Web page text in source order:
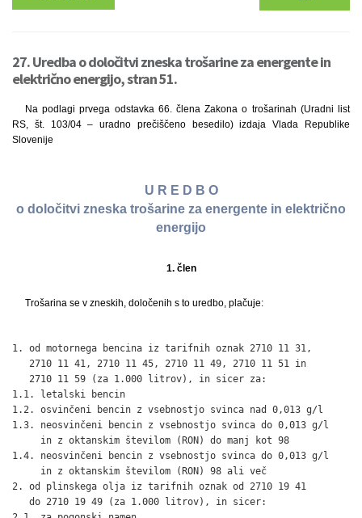
27. Uredba o določitvi zneska trošarine za energente in
električno energijo, stran 51.
Na podlagi prvega odstavka 66. člena Zakona o trošarinah (Uradni list
RS, št. 103/04 – uradno prečiščeno besedilo) izdaja Vlada Republike
Slovenije
U R E D B O
o določitvi zneska trošarine za energente in električno
energijo
1. člen
Trošarina se v zneskih, določenih s to uredbo, plačuje:
1. od motornega bencina iz tarifnih oznak 2710 11 31,
   2710 11 41, 2710 11 45, 2710 11 49, 2710 11 51 in
   2710 11 59 (za 1.000 litrov), in sicer za:
1.1. letalski bencin
1.2. osvinčeni bencin z vsebnostjo svinca nad 0,013 g/l
1.3. neosvinčeni bencin z vsebnostjo svinca do 0,013 g/l
in z oktanskim številom (RON) do manj kot 98
1.4. neosvinčeni bencin z vsebnostjo svinca do 0,013 g/l
in z oktanskim številom (RON) 98 ali več
2. od plinskega olja iz tarifnih oznak od 2710 19 41
   do 2710 19 49 (za 1.000 litrov), in sicer: